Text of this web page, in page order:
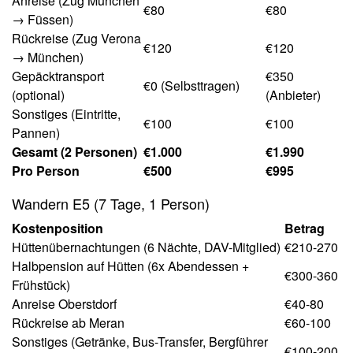
→ Füssen)
€80
€80
Rückreise (Zug Verona
→ München)
€120
€120
Gepäcktransport
(optional)
€0 (Selbsttragen)
€350
(Anbieter)
Sonstiges (Eintritte,
Pannen)
€100
€100
Gesamt (2 Personen) €1.000
€1.990
Pro Person
€500 €995
Wandern E5 (7 Tage, 1 Person)
Kostenposition
Betrag
Hüttenübernachtungen (6 Nächte, DAV-Mitglied) €210-270
Halbpension auf Hütten (6x Abendessen +
Frühstück)
€300-360
Anreise Oberstdorf
€40-80
Rückreise ab Meran
€60-100
Sonstiges (Getränke, Bus-Transfer, Bergführer